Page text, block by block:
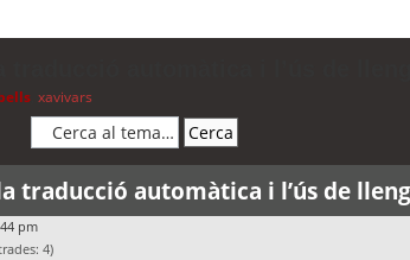
xavivars
traducció automàtica i l’ús de
pm
4)